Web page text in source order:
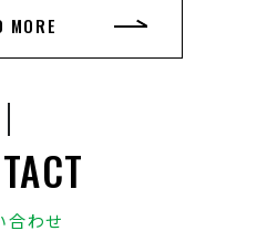
MORE
合わせ